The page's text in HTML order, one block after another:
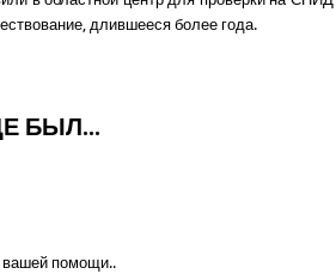
длившееся более года.
БЫЛ...
помощи..